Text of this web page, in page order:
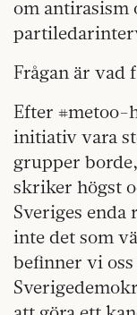
om antirasism
Frågan är vad
Efter #metoo-
initiativ vara
grupper
skriker högst
Sveriges
inte det som
befinner vi